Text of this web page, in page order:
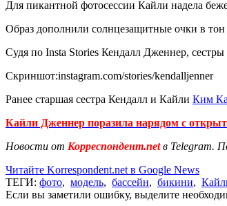
Для пикантной фотосессии Кайли надела
Образ дополнили солнцезащитные очки в
Судя по Insta Stories Кендалл Дженнер,
Скриншот:instagram.com/stories/kendalljenner
Ранее старшая сестра Кендалл и Кайли Ким
Кайли Дженнер поразила нарядом с
Новости от Корреспондент.netв Telegram.
Читайте Korrespondent.net в Google News
ТЕГИ: фото, модель, бассейн, бикини,
Если вы заметили ошибку, выделите